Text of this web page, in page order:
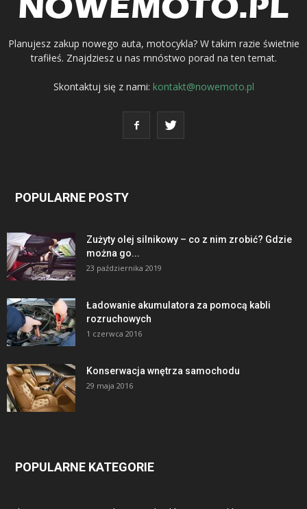
Planujesz zakup nowego auta, motocykla? W takim razie świetnie
trafiłeś. Znajdziesz u nas mnóstwo porad na ten temat.
Skontaktuj się z nami: kontakt@nowemoto.pl
POPULARNE POSTY
Zużyty olej silnikowy – co z nim zrobić? Gdzie
można go...
23 października 2019
Ładowanie akumulatora za pomocą kabli
rozruchowych
1 czerwca 2016
Konserwacja wnętrza samochodu
29 maja 2016
POPULARNE KATEGORIE